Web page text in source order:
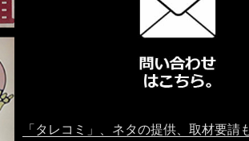
「タレコミ」、ネタの提供、取材要請